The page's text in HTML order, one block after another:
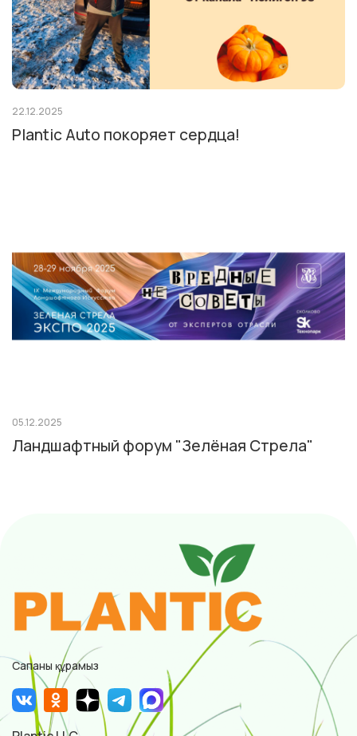
22.12.2025
Plantic Auto покоряет сердца!
05.12.2025
Ландшафтный форум "Зелёная Стрела"
Сапаны құрамыз